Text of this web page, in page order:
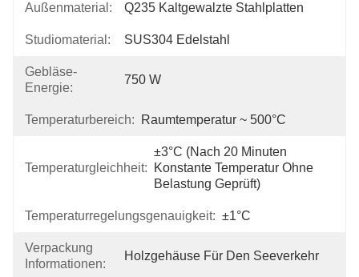
Außenmaterial: Q235 Kaltgewalzte Stahlplatten
Studiomaterial: SUS304 Edelstahl
Gebläse-
Energie:
750 W
Temperaturbereich: Raumtemperatur ~ 500°C
Temperaturgleichheit:
±3°C (nach 20 Minuten
Konstante Temperatur Ohne
Belastung Geprüft)
Temperaturregelungsgenauigkeit: ±1°C
Verpackung
Informationen:
Holzgehäuse Für Den Seeverkehr